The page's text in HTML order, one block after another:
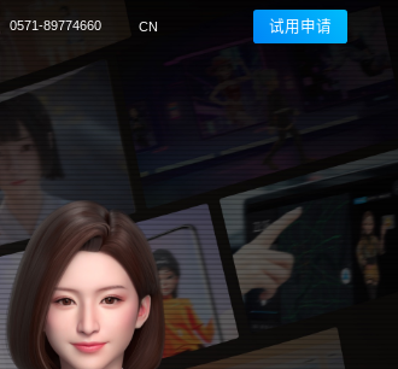
0571-89774660 CN 试用申请